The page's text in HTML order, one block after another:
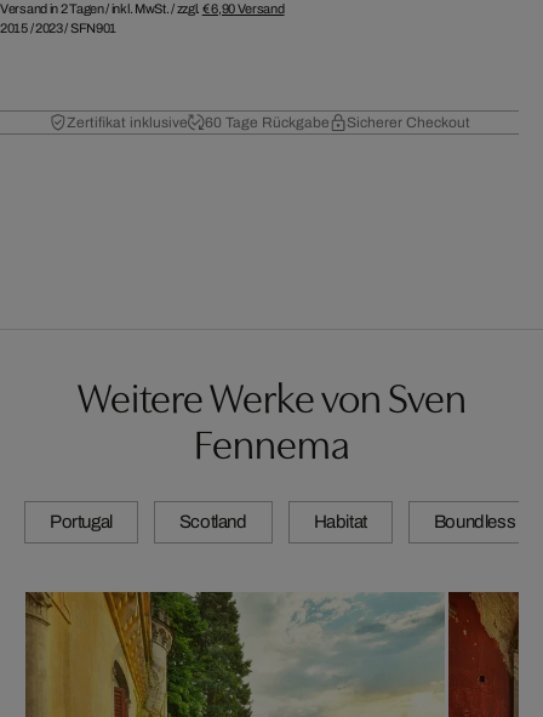
Versand in 2 Tagen /inkl. MwSt. / zzgl. € 6,90Versand
2015/2023/SFN901
Zertifikat inklusive 60 Tage Rückgabe Sicherer Checkout
Weitere Werke von Sven
Fennema
Portugal Scotland Habitat Boundless